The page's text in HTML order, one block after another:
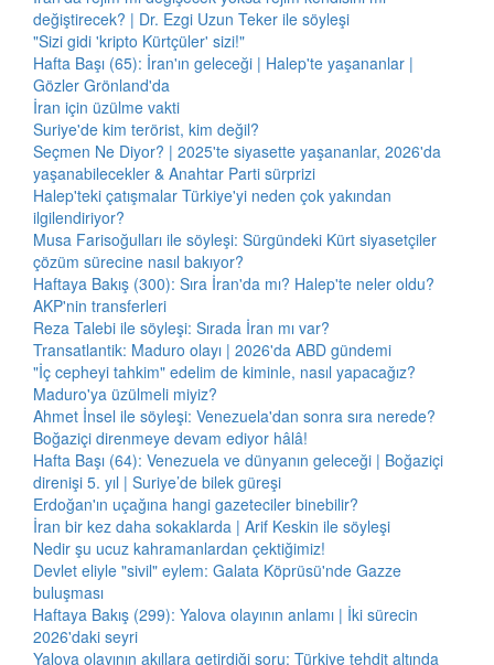
değiştirecek? | Dr. Ezgi Uzun Teker ile söyleşi
"Sizi gidi 'kripto Kürtçüler' sizi!"
Hafta Başı (65): İran'ın geleceği | Halep'te yaşananlar |
Gözler Grönland'da
İran için üzülme vakti
Suriye'de kim terörist, kim değil?
Seçmen Ne Diyor? | 2025'te siyasette yaşananlar, 2026'da
yaşanabilecekler & Anahtar Parti sürprizi
Halep'teki çatışmalar Türkiye'yi neden çok yakından
ilgilendiriyor?
Musa Farisoğulları ile söyleşi: Sürgündeki Kürt siyasetçiler
çözüm sürecine nasıl bakıyor?
Haftaya Bakış (300): Sıra İran'da mı? Halep'te neler oldu?
AKP'nin transferleri
Reza Talebi ile söyleşi: Sırada İran mı var?
Transatlantik: Maduro olayı | 2026'da ABD gündemi
"İç cepheyi tahkim" edelim de kiminle, nasıl yapacağız?
Maduro'ya üzülmeli miyiz?
Ahmet İnsel ile söyleşi: Venezuela'dan sonra sıra nerede?
Boğaziçi direnmeye devam ediyor hâlâ!
Hafta Başı (64): Venezuela ve dünyanın geleceği | Boğaziçi
direnişi 5. yıl | Suriye’de bilek güreşi
Erdoğan'ın uçağına hangi gazeteciler binebilir?
İran bir kez daha sokaklarda | Arif Keskin ile söyleşi
Nedir şu ucuz kahramanlardan çektiğimiz!
Devlet eliyle "sivil" eylem: Galata Köprüsü'nde Gazze
buluşması
Haftaya Bakış (299): Yalova olayının anlamı | İki sürecin
2026'daki seyri
Yalova olayının akıllara getirdiği soru: Türkiye tehdit altında